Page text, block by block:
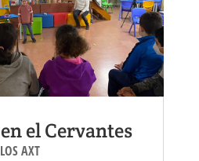
el Cervantes
AXT